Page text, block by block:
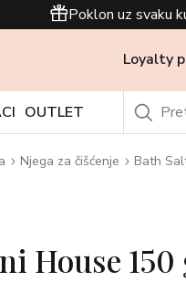
Poklon uz svaku
Loyalty
OUTLET
Njega za čišćenje Bath
House 150